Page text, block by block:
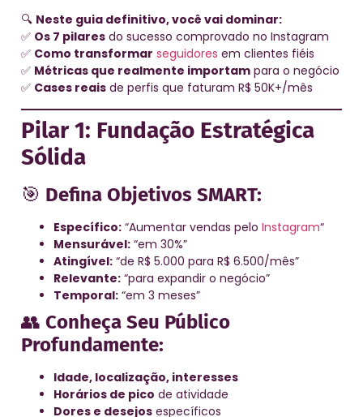
🔍 Neste guia definitivo, você vai dominar:
✅ Os 7 pilares do sucesso comprovado no Instagram
✅ Como transformar seguidores em clientes fiéis
✅ Métricas que realmente importam para o negócio
✅ Cases reais de perfis que faturam R$ 50K+/mês
Pilar 1: Fundação Estratégica
Sólida
🎯 Defina Objetivos SMART:
Específico: “Aumentar vendas pelo Instagram“
Mensurável: “em 30%”
Atingível: “de R$ 5.000 para R$ 6.500/mês”
Relevante: “para expandir o negócio”
Temporal: “em 3 meses”
👥 Conheça Seu Público
Profundamente:
Idade, localização, interesses
Horários de pico de atividade
Dores e desejos específicos